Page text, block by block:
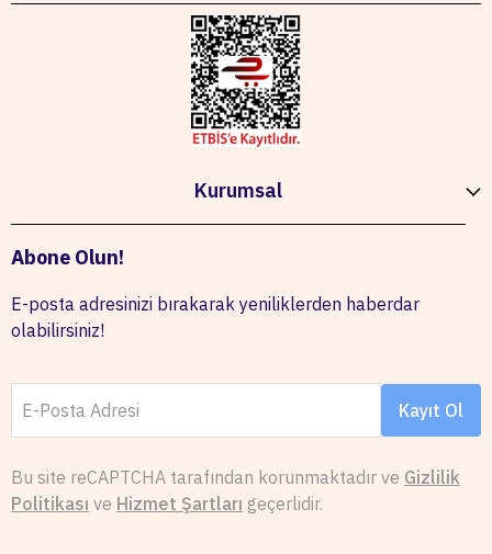
Kurumsal
Abone Olun!
E-posta adresinizi bırakarak yeniliklerden haberdar
olabilirsiniz!
E-Posta Adresi Kayıt Ol
Bu site reCAPTCHA tarafından korunmaktadır ve Gizlilik
Politikası ve Hizmet Şartları geçerlidir.